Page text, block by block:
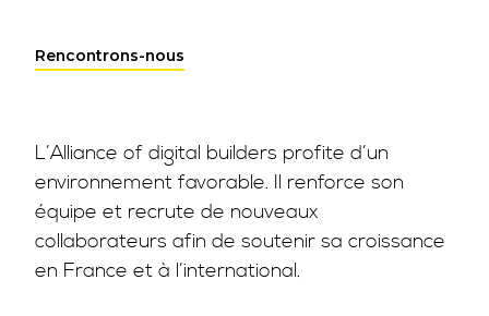
Rencontrons-nous
L’Alliance of digital builders profite d’un
environnement favorable. Il renforce son
équipe et recrute de nouveaux
collaborateurs afin de soutenir sa croissance
en France et à l’international.